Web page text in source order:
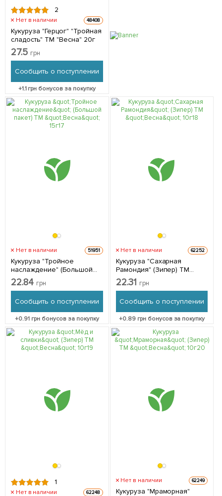
2
Нет в наличии 48408
Кукуруза "Герцог" "Тройная
сладость" ТМ "Весна" 20г
27.5 грн
Сообщить о поступлении
+1.1грн бонусов за покупку
Нет в наличии 51951
Кукуруза "Тройное
наслаждение" (Большой
пакет) ТМ "Весна" 15г
22.84 грн
Сообщить о поступлении
+0.91 грн бонусов за покупку
Нет в наличии 62252
Кукуруза "Сахарная
Рамондия" (Зипер) ТМ
"Весна" 10г
22.31 грн
Сообщить о поступлении
+0.89грн бонусов за покупку
1
Нет в наличии 62248
Нет в наличии 62249
Кукуруза "Мраморная"